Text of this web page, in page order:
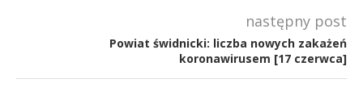
następny post
Powiat świdnicki: liczba nowych zakażeń
koronawirusem [17 czerwca]